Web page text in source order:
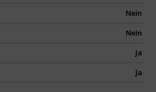
Nein
Nein
Ja
Ja